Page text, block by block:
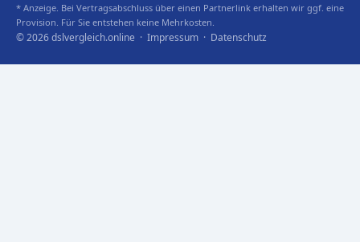
* Anzeige. Bei Vertragsabschluss über einen Partnerlink erhalten wir ggf. eine
Provision. Für Sie entstehen keine Mehrkosten.
© 2026 dslvergleich.online · Impressum · Datenschutz